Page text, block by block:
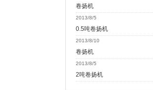
卷扬机
2013/8/5
0.5吨卷扬机
2013/8/10
卷扬机
2013/8/5
2吨卷扬机